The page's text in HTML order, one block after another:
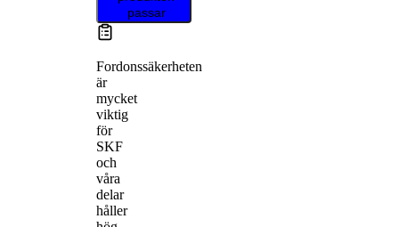
passar
Fordonssäkerheten
är
mycket
viktig
för
SKF
och
våra
delar
håller